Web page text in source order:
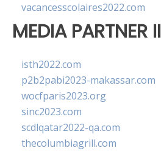
vacancesscolaires2022.com
MEDIA PARTNER II
isth2022.com
p2b2pabi2023-makassar.com
wocfparis2023.org
sinc2023.com
scdlqatar2022-qa.com
thecolumbiagrill.com